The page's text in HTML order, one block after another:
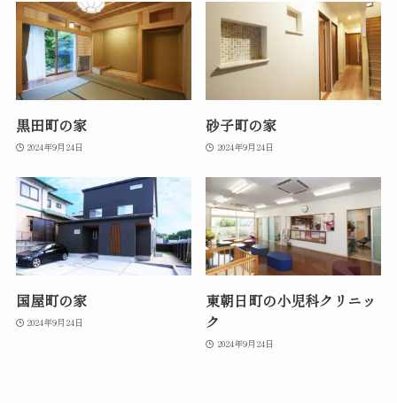
黒田町の家
2024年9月24日
砂子町の家
2024年9月24日
国屋町の家
2024年9月24日
東朝日町の小児科クリニッ
ク
2024年9月24日